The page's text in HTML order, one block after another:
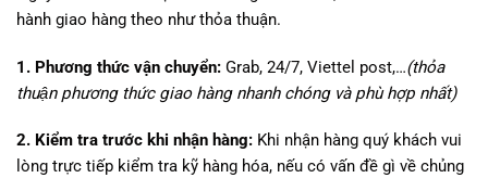
hành giao hàng theo như thỏa thuận.
1. Phương thức vận chuyển: Grab, 24/7, Viettel post,…(thỏa
thuận phương thức giao hàng nhanh chóng và phù hợp nhất)
2. Kiểm tra trước khi nhận hàng: Khi nhận hàng quý khách vui
lòng trực tiếp kiểm tra kỹ hàng hóa, nếu có vấn đề gì về chủng